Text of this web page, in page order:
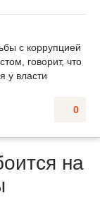
с коррупцией
говорит, что
у власти
0
на